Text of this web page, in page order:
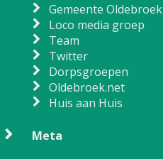
Gemeente Oldebroek
Loco media groep
Team
Twitter
Dorpsgroepen
Oldebroek.net
Huis aan Huis
Meta